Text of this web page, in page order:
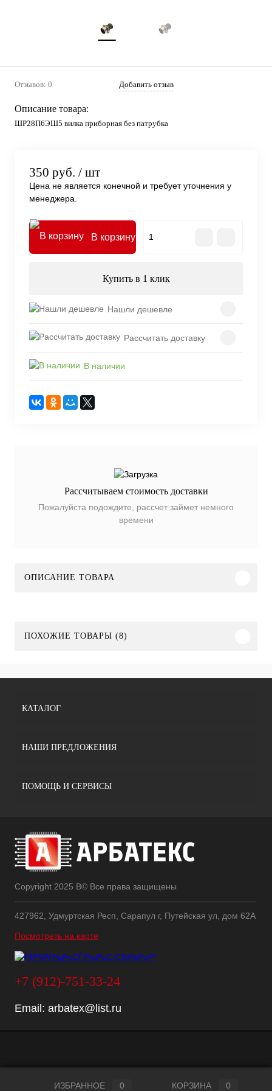
Отзывов: 0 Добавить отзыв
Описание товара:
ШР28П6ЭШ5 вилка приборная без патрубка
350 руб. / шт
Цена не является конечной и требует уточнения у
менеджера.
В корзину
Купить в 1 клик
Нашли дешевле
Рассчитать доставку
В наличии
Рассчитываем стоимость доставки
Пожалуйста подождите, рассчет займет немного
времени
ОПИСАНИЕ ТОВАРА
ПОХОЖИЕ ТОВАРЫ (8)
КАТАЛОГ
НАШИ ПРЕДЛОЖЕНИЯ
ПОМОЩЬ И СЕРВИСЫ
Copyright 2025 В© Все права защищены
427962, Удмуртская Респ, Сарапул г, Путейская ул, дом 62А
Посмотреть на карте
+7 (912)-751-33-24
Email: arbatex@list.ru
ИЗБРАННОЕ 0 КОРЗИНА 0